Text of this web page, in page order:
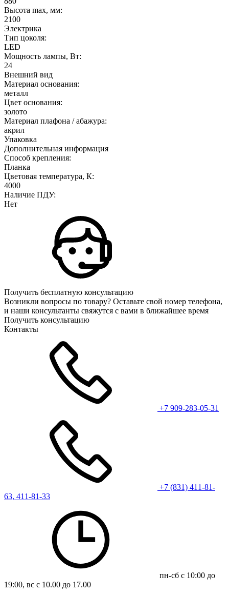
Высота max, мм:
2100
Электрика
Тип цоколя:
LED
Мощность лампы, Вт:
24
Внешний вид
Материал основания:
металл
Цвет основания:
золото
Материал плафона / абажура:
акрил
Упаковка
Дополнительная информация
Способ крепления:
Планка
Цветовая температура, К:
4000
Наличие ПДУ:
Нет
Получить бесплатную консультацию
Возникли вопросы по товару? Оставьте свой номер телефона,
и наши консультанты свяжутся с вами в ближайшее время
Получить консультацию
Контакты
+7 909-283-05-31
+7 (831) 411-81-
63, 411-81-33
пн-сб с 10:00 до
19:00, вс с 10.00 до 17.00